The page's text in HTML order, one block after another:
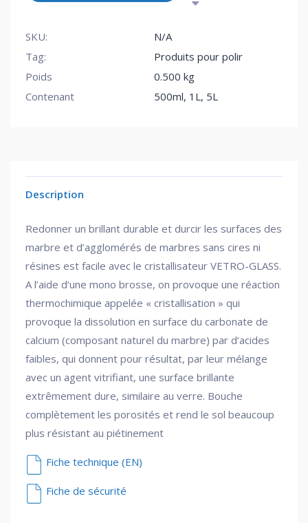
SKU:
N/A
Tag:
Produits pour polir
Poids
0.500 kg
Contenant
500ml, 1L, 5L
Description
Redonner un brillant durable et durcir les surfaces des
marbre et d’agglomérés de marbres sans cires ni
résines est facile avec le cristallisateur VETRO-GLASS.
A l’aide d’une mono brosse, on provoque une réaction
thermochimique appelée « cristallisation » qui
provoque la dissolution en surface du carbonate de
calcium (composant naturel du marbre) par d’acides
faibles, qui donnent pour résultat, par leur mélange
avec un agent vitrifiant, une surface brillante
extrêmement dure, similaire au verre. Bouche
complètement les porosités et rend le sol beaucoup
plus résistant au piétinement
Fiche technique (EN)
Fiche de sécurité